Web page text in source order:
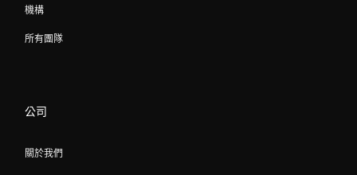
機構
所有團隊
公司
關於我們